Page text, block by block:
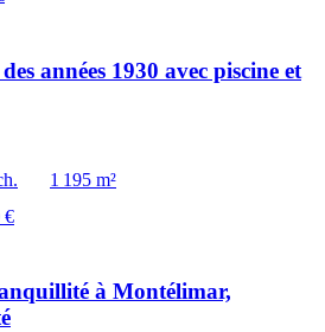
années 1930 avec piscine et
1 195 m²
€
à Montélimar,